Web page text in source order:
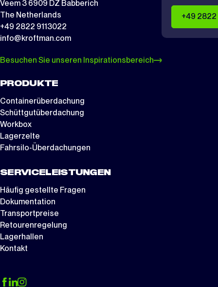
Veem 3 6909 DZ Babberich
The Netherlands
+49 2822 9113022
info@kroftman.com
Besuchen Sie unseren Inspirationsbereich
PRODUKTE
Containerüberdachung
Schüttgutüberdachung
Workbox
Lagerzelte
Fahrsilo-Überdachungen
SERVICELEISTUNGEN
Häufig gestellte Fragen
Dokumentation
Transportpreise
Retourenregelung
Lagerhallen
Kontakt
+49 2822